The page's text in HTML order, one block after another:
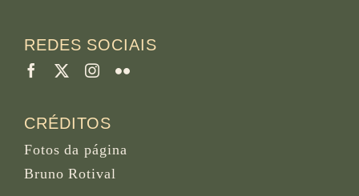
REDES SOCIAIS
CRÉDITOS
Fotos da página
Bruno Rotival